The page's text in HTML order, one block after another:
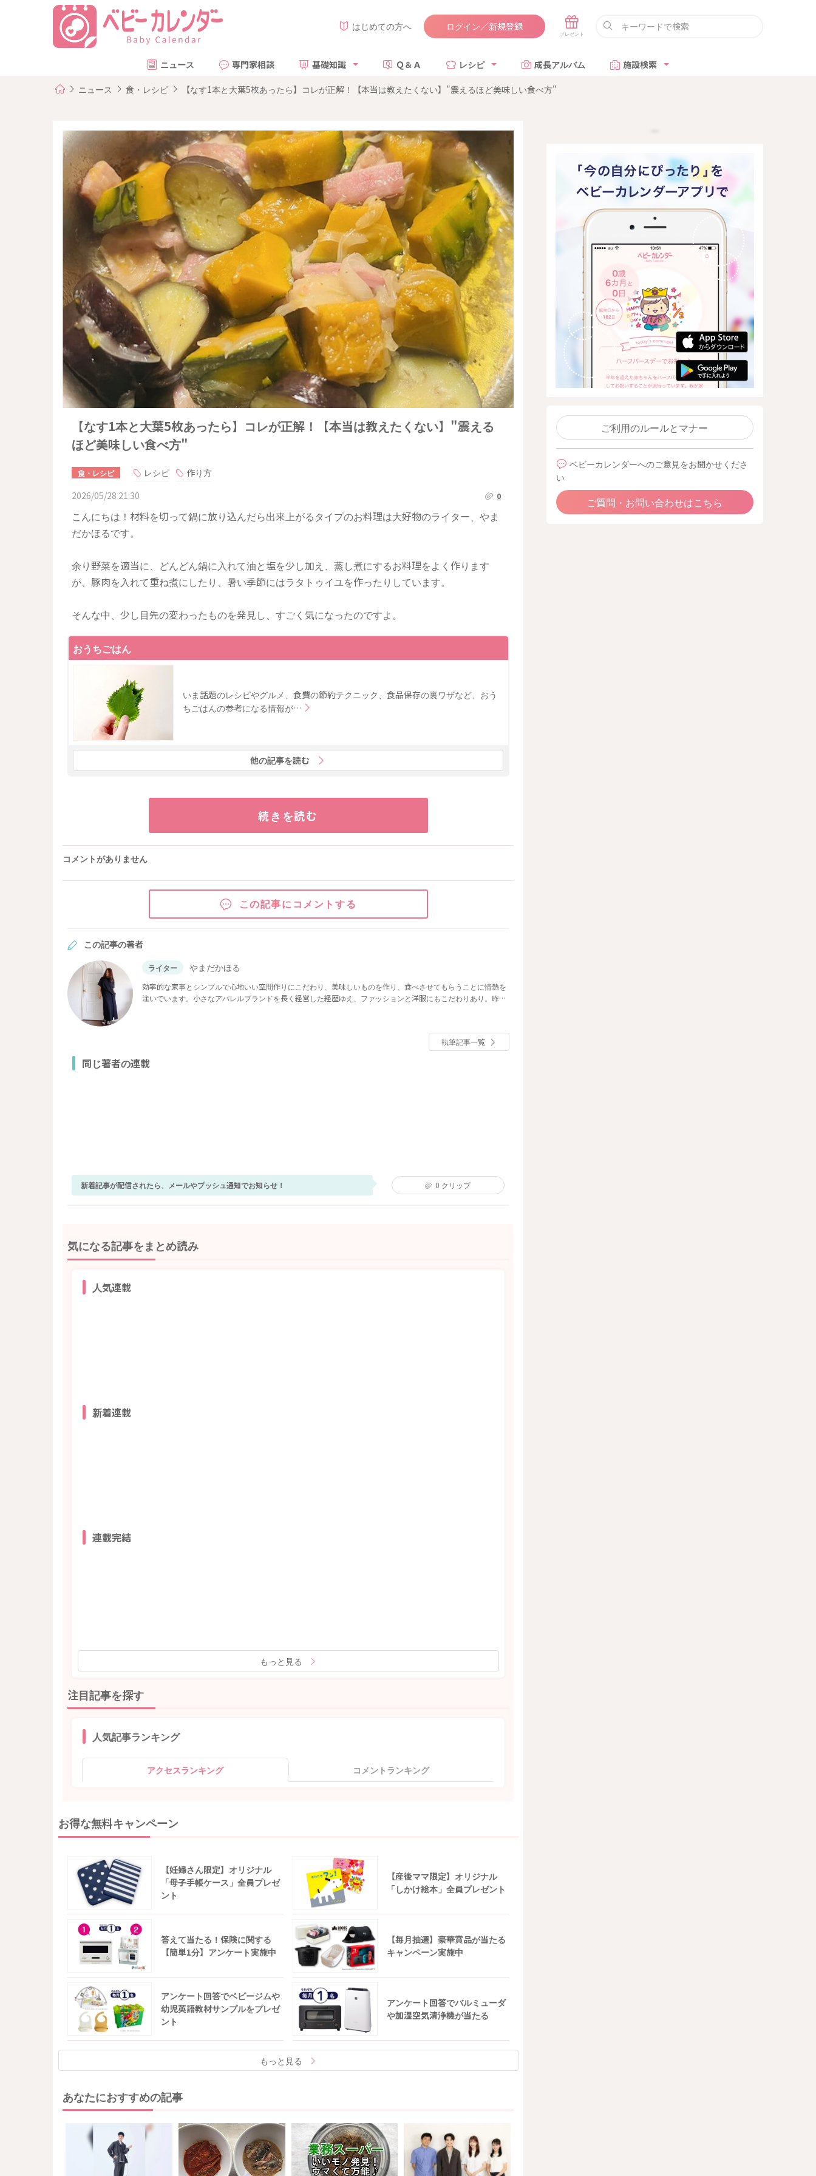
はじめての方へ ログイン／新規登録
ニュース 専門家相談 基礎知識 Ｑ＆Ａ レシピ 成長アルバム 施設検索
ニュース 食・レシピ 【なす1本と大葉5枚あったら】コレが正解！【本当は教えたくない】"震えるほど美味しい食べ方"
【なす1本と大葉5枚あったら】コレが正解！【本当は教えたくない】"震える
ほど美味しい食べ方"
食・レシピ レシピ
作り方
2026/05/28 21:30
0
こんにちは！材料を切って鍋に放り込んだら出来上がるタイプのお料理は大好物のライター、やま
だかほるです。
余り野菜を適当に、どんどん鍋に入れて油と塩を少し加え、蒸し煮にするお料理をよく作ります
が、豚肉を入れて重ね煮にしたり、暑い季節にはラタトゥイユを作ったりしています。
そんな中、少し目先の変わったものを発見し、すごく気になったのですよ。
おうちごはん
いま話題のレシピやグルメ、食費の節約テクニック、食品保存の裏ワザなど、おう
ちごはんの参考になる情報が…
他の記事を読む
続きを読む
コメントがありません
この記事にコメントする
この記事の著者
ライター やまだかほる
効率的な家事とシンプルで心地いい空間作りにこだわり、美味しいものを作り、食べさせてもらうことに情熱を
注いでいます。小さなアパレルブランドを長く経営した経歴ゆえ、ファッションと洋服にもこだわりあり。昨年
執筆記事一覧
同じ著者の連載
新着記事が配信されたら、メールやプッシュ通知でお知らせ！ 0 クリップ
気になる記事をまとめ読み
人気連載
新着連載
連載完結
もっと見る
注目記事を探す
人気記事ランキング
アクセスランキング コメントランキング
お得な無料キャンペーン
【妊婦さん限定】オリジナル
「母子手帳ケース」全員プレゼ
ント
【産後ママ限定】オリジナル
「しかけ絵本」全員プレゼント
答えて当たる！保険に関する
【簡単1分】アンケート実施中
【毎月抽選】豪華賞品が当たる
キャンペーン実施中
アンケート回答でベビージムや
幼児英語教材サンプルをプレゼ
ント
アンケート回答でバルミューダ
や加湿空気清浄機が当たる
もっと見る
あなたにおすすめの記事
ご利用のルールとマナー
ベビーカレンダーへのご意見をお聞かせくださ
い
ご質問・お問い合わせはこちら